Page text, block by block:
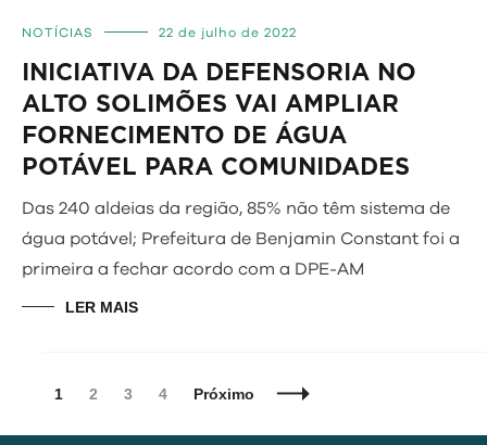
NOTÍCIAS 22 de julho de 2022
INICIATIVA DA DEFENSORIA NO
ALTO SOLIMÕES VAI AMPLIAR
FORNECIMENTO DE ÁGUA
POTÁVEL PARA COMUNIDADES
Das 240 aldeias da região, 85% não têm sistema de
água potável; Prefeitura de Benjamin Constant foi a
primeira a fechar acordo com a DPE-AM
LER MAIS
Navegação
Página
1 Página
2 Página
3 Página
4 Próximo